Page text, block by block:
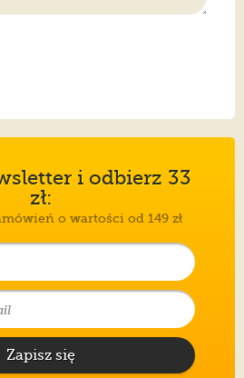
i odbierz 33
zł:
o wartości od 149 zł
Zapisz się